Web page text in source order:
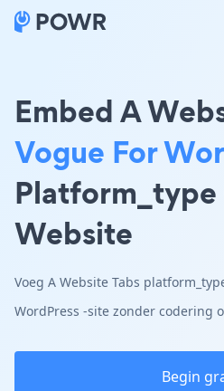
Embed A
Vogue For
Website
Voeg A Website Tabs
WordPress -site zonder codering
Begin